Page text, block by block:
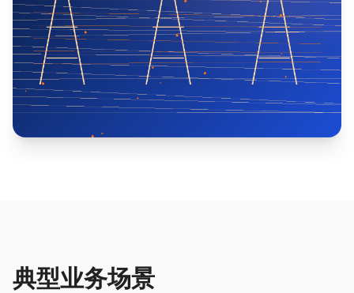
典型业务场景